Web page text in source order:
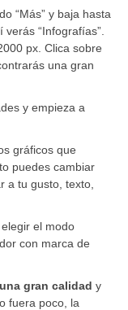
“Más” y baja hasta
“Infografías”.
px. Clica sobre
una gran
y empieza a
gráficos que
puedes cambiar
a tu gusto, texto,
el modo
con marca de
gran calidad y
fuera poco, la